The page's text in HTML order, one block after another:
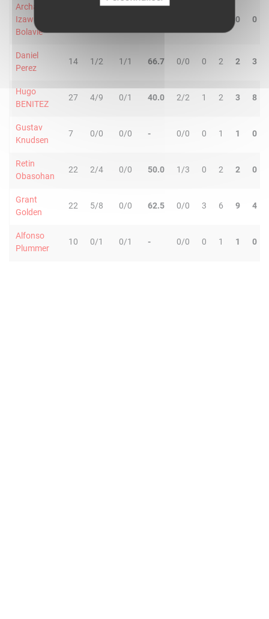
Archange
Izaw
Bolavie
0 0
Daniel
Perez
14 1/2 1/1 66.7 0/0 0 2 2 3
Hugo
BENITEZ
27 4/9 0/1 40.0 2/2 1 2 3 8
Gustav
Knudsen
7 0/0 0/0 - 0/0 0 1 1 0
Retin
Obasohan
22 2/4 0/0 50.0 1/3 0 2 2 0
Grant
Golden
22 5/8 0/0 62.5 0/0 3 6 9 4
Alfonso
Plummer
10 0/1 0/1 - 0/0 0 1 1 0